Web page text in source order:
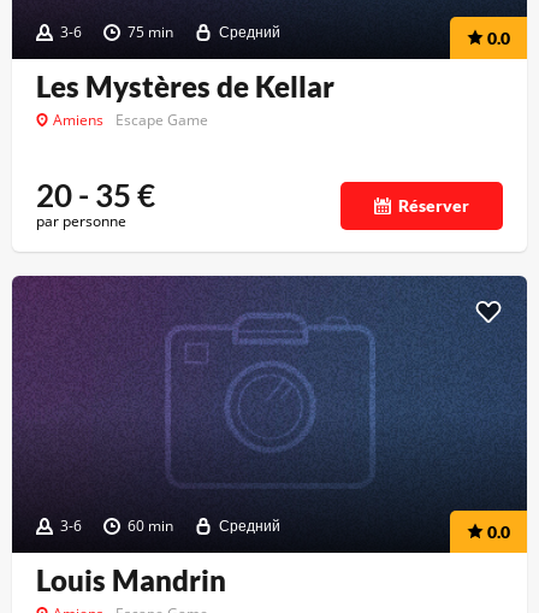
3-6 75 min Средний 0.0
Les Mystères de Kellar
Amiens Escape Game
20 - 35€
par personne
Réserver
3-6 60 min Средний 0.0
Louis Mandrin